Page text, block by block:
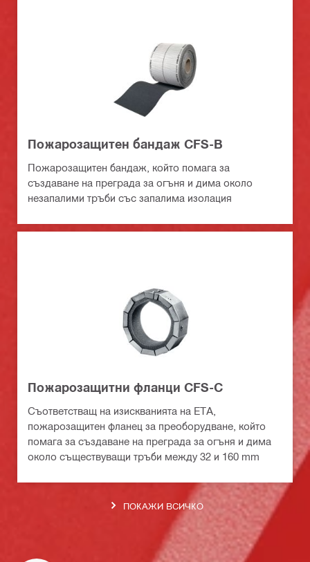
Пожарозащитен бандаж CFS-B
Пожарозащитен бандаж, който помага за
създаване на преграда за огъня и дима около
незапалими тръби със запалима изолация
Пожарозащитни фланци CFS-C
Съответстващ на изискванията на ЕТА,
пожарозащитен фланец за преоборудване, който
помага за създаване на преграда за огъня и дима
около съществуващи тръби между 32 и 160 mm
ПОКАЖИ ВСИЧКО